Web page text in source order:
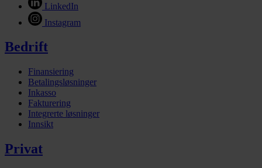
LinkedIn
Instagram
Bedrift
Finansiering
Betalingsløsninger
Inkasso
Fakturering
Integrerte løsninger
Innsikt
Privat